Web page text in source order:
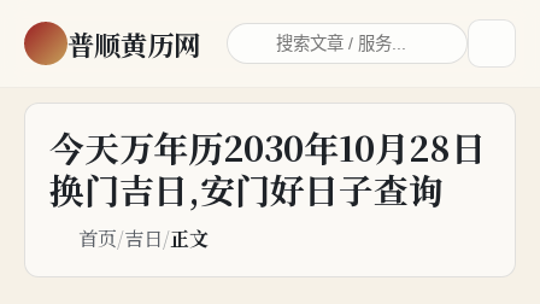
普顺黄历网
今天万年历2030年10月28日
换门吉日,安门好日子查询
首页/吉日/正文